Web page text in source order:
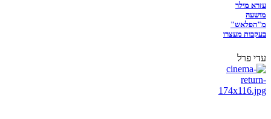
עזרא מילר
מושעה
מ"הפלאש"
בעקבות מעצרו
עדי פרל